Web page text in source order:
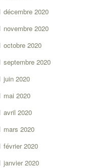
décembre 2020
novembre 2020
octobre 2020
septembre 2020
juin 2020
mai 2020
avril 2020
mars 2020
février 2020
janvier 2020